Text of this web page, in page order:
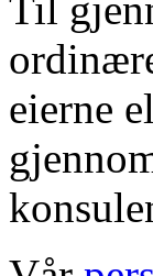
eierne